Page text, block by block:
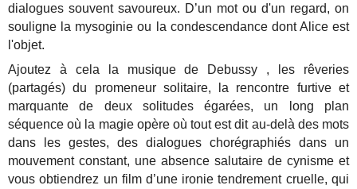
dialogues souvent savoureux. D’un mot ou d'un regard, on
souligne la mysoginie ou la condescendance dont Alice est
l'objet.
Ajoutez à cela la musique de Debussy , les rêveries
(partagés) du promeneur solitaire, la rencontre furtive et
marquante de deux solitudes égarées, un long plan
séquence où la magie opère où tout est dit au-delà des mots
dans les gestes, des dialogues chorégraphiés dans un
mouvement constant, une absence salutaire de cynisme et
vous obtiendrez un film d’une ironie tendrement cruelle, qui